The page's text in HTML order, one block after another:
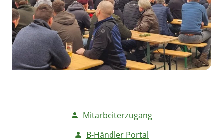
Mitarbeiterzugang
B-Händler Portal